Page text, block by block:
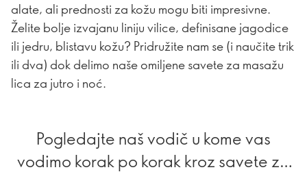
alate, ali prednosti za kožu mogu biti impresivne.
Želite bolje izvajanu liniju vilice, definisane jagodice
ili jedru, blistavu kožu? Pridružite nam se (i naučite trik
ili dva) dok delimo naše omiljene savete za masažu
lica za jutro i noć.
Pogledajte naš vodič u kome vas
vodimo korak po korak kroz savete za